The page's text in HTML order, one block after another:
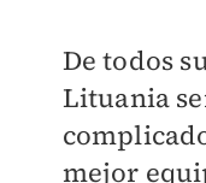
De todos
Lituania
mejor